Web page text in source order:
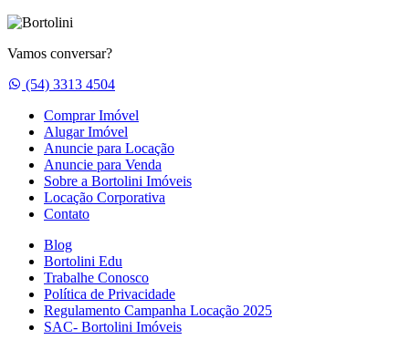
Vamos conversar?
Whatsapp
(54) 3313 4504
Comprar Imóvel
Alugar Imóvel
Anuncie para Locação
Anuncie para Venda
Sobre a Bortolini Imóveis
Locação Corporativa
Contato
Blog
Bortolini Edu
Trabalhe Conosco
Política de Privacidade
Regulamento Campanha Locação 2025
SAC- Bortolini Imóveis